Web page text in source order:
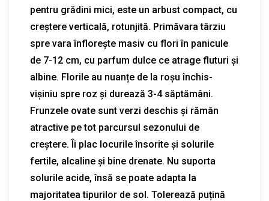
pentru grădini mici, este un arbust compact, cu
creștere verticală, rotunjită. Primăvara târziu
spre vara înflorește masiv cu flori în panicule
de 7-12 cm, cu parfum dulce ce atrage fluturi și
albine. Florile au nuanțe de la roșu închis-
vișiniu spre roz și durează 3-4 săptămâni.
Frunzele ovate sunt verzi deschis și rămân
atractive pe tot parcursul sezonului de
creștere. Îi plac locurile însorite și solurile
fertile, alcaline și bine drenate. Nu suporta
solurile acide, însă se poate adapta la
majoritatea tipurilor de sol. Tolerează puțină